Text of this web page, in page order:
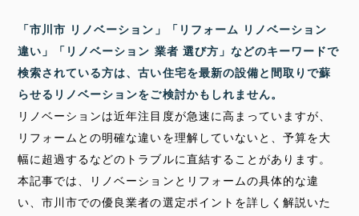
「市川市 リノベーション」「リフォーム リノベーション
違い」「リノベーション 業者 選び方」などのキーワードで
検索されている方は、古い住宅を最新の設備と間取りで蘇
らせるリノベーションをご検討かもしれません。
リノベーションは近年注目度が急速に高まっていますが、
リフォームとの明確な違いを理解していないと、予算を大
幅に超過するなどのトラブルに直結することがあります。
本記事では、リノベーションとリフォームの具体的な違
い、市川市での優良業者の選定ポイントを詳しく解説いた